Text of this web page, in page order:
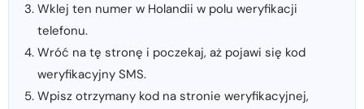
Wklej ten numer w Holandii w polu weryfikacji
telefonu.
Wróć na tę stronę i poczekaj, aż pojawi się kod
weryfikacyjny SMS.
Wpisz otrzymany kod na stronie weryfikacyjnej,